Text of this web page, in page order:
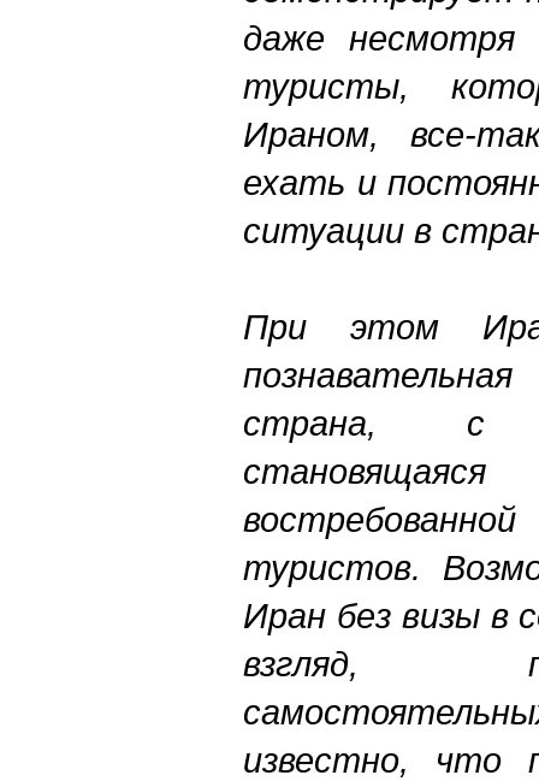
даже
туристы,
Ираном, все-
ехать и
ситуации в
При этом
страна, с
туристов.
Иран без визы в
взгляд,
известно, что